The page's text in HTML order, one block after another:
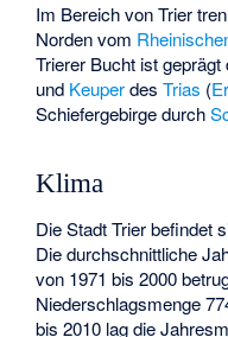
Im Bereich von Trier
Norden vom
Trierer Bucht ist geprägt
und KeuperdesTrias (
Schiefergebirge durch
Klima
Die Stadt Trier befindet
Die durchschnittliche
von 1971 bis 2000
Niederschlagsmenge
bis 2010 lag die